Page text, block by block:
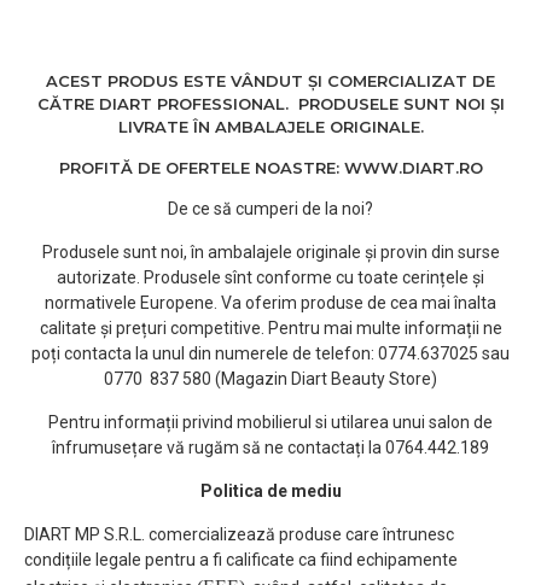
ACEST PRODUS ESTE VÂNDUT ȘI COMERCIALIZAT DE
CĂTRE DIART PROFESSIONAL. PRODUSELE SUNT NOI ȘI
LIVRATE ÎN AMBALAJELE ORIGINALE.
PROFITĂ DE OFERTELE NOASTRE: WWW.DIART.RO
De ce să cumperi de la noi?
Produsele sunt noi, în ambalajele originale și provin din surse
autorizate. Produsele sînt conforme cu toate cerințele și
normativele Europene. Va oferim produse de cea mai înalta
calitate și prețuri competitive. Pentru mai multe informații ne
poți contacta la unul din numerele de telefon: 0774.637025 sau
0770 837 580 (Magazin Diart Beauty Store)
Pentru informații privind mobilierul si utilarea unui salon de
înfrumusețare vă rugăm să ne contactați la 0764.442.189
Politica de mediu
DIART MP S.R.L. comercializează produse care întrunesc
condițiile legale pentru a fi calificate ca fiind echipamente